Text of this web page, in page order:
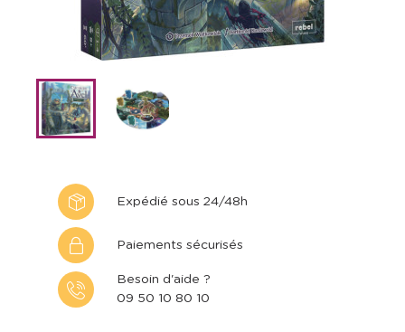
Expédié sous 24/48h
Paiements sécurisés
Besoin d'aide ?
09 50 10 80 10